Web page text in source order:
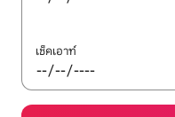
เช็คเอาท์